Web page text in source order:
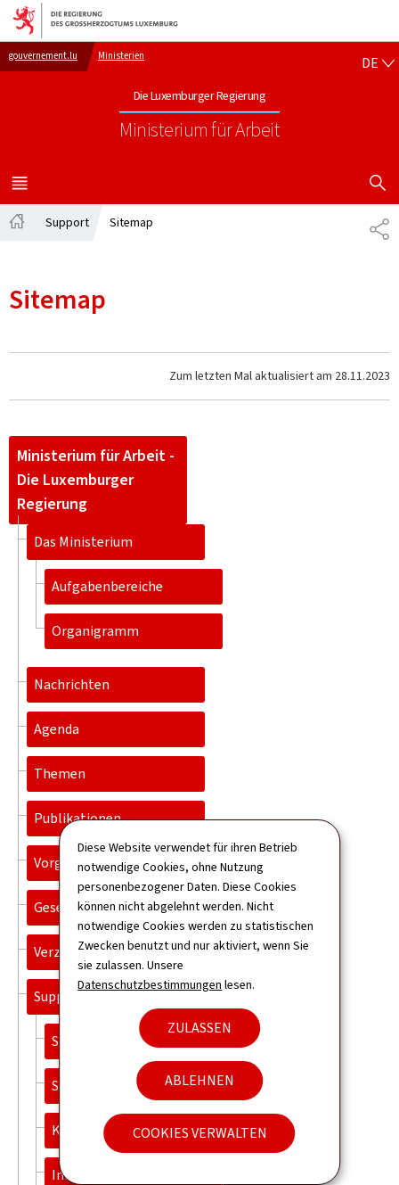
Diese Website verwendet für ihren Betrieb
notwendige Cookies, ohne Nutzung
personenbezogener Daten. Diese Cookies
können nicht abgelehnt werden. Nicht
notwendige Cookies werden zu statistischen
Zwecken benutzt und nur aktiviert, wenn Sie
sie zulassen. Unsere
Datenschutzbestimmungen lesen.
ZULASSEN
ABLEHNEN
COOKIES VERWALTEN
Zur Hauptnavigation
Zum Inhalt
gouvernement.lu Ministerien
Die Luxemburger Regierung
Ministerium für Arbeit
DE
MENÜ
HAUPT-
Support Sitemap
Sitemap
Zum letzten Mal aktualisiert am 28.11.2023
Ministerium für Arbeit -
Die Luxemburger
Regierung
Das Ministerium
Aufgabenbereiche
Organigramm
Nachrichten
Agenda
Themen
Publikationen
Vorgänge
Gesetzgebung
Verzeichnis
Support
Sitemap
Suche
Kontakt
Informationen zur